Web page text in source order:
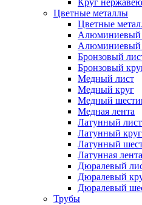
Цветные металлы
Цветные
Алюминиевый
Алюминиевый
Бронзовый
Бронзовый
Медный лист
Медный круг
Медный
Медная лента
Латунный лист
Латунный круг
Латунный
Латунная лента
Дюралевый
Дюралевый
Дюралевый
Трубы